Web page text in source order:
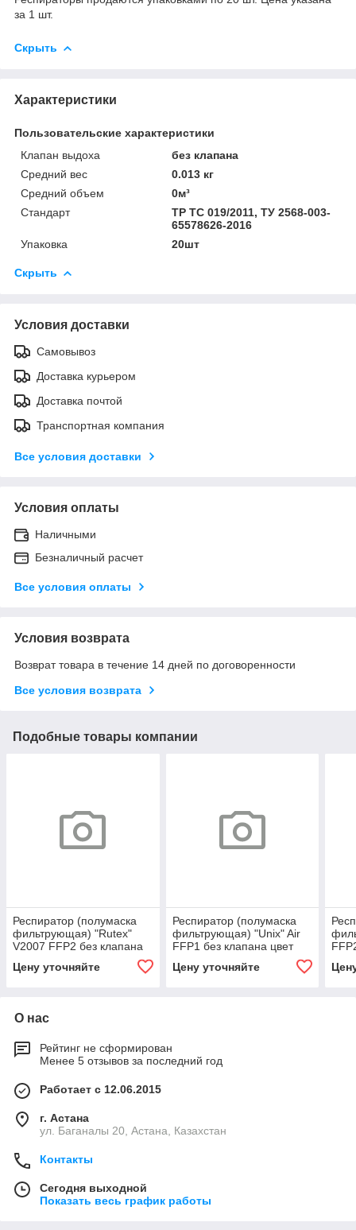
за 1 шт.
Скрыть
Характеристики
Пользовательские характеристики
Клапан выдоха
без клапана
Средний вес
0.013 кг
Средний объем
0м³
Стандарт
ТР ТС 019/2011, ТУ 2568-003-
65578626-2016
Упаковка
20шт
Скрыть
Условия доставки
Самовывоз
Доставка курьером
Доставка почтой
Транспортная компания
Все условия доставки
Условия оплаты
Наличными
Безналичный расчет
Все условия оплаты
Условия возврата
Возврат товара в течение 14 дней по договоренности
Все условия возврата
Подобные товары компании
Респиратор (полумаска
фильтрующая) "Rutex"
V2007 FFP2 без клапана
Цену уточняйте
Респиратор (полумаска
фильтрующая) "Unix" Air
FFP1 без клапана цвет
Цену уточняйте
О нас
Рейтинг не сформирован
Менее 5 отзывов за последний год
Работает с 12.06.2015
г. Астана
ул. Баганалы 20, Астана, Казахстан
Контакты
Сегодня выходной
Показать весь график работы